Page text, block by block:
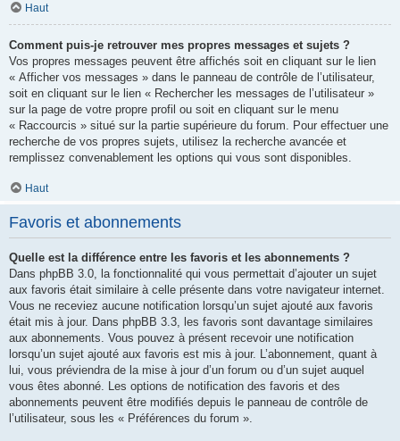
Haut
Comment puis-je retrouver mes propres messages et sujets ?
Vos propres messages peuvent être affichés soit en cliquant sur le lien
« Afficher vos messages » dans le panneau de contrôle de l’utilisateur,
soit en cliquant sur le lien « Rechercher les messages de l’utilisateur »
sur la page de votre propre profil ou soit en cliquant sur le menu
« Raccourcis » situé sur la partie supérieure du forum. Pour effectuer une
recherche de vos propres sujets, utilisez la recherche avancée et
remplissez convenablement les options qui vous sont disponibles.
Haut
Favoris et abonnements
Quelle est la différence entre les favoris et les abonnements ?
Dans phpBB 3.0, la fonctionnalité qui vous permettait d’ajouter un sujet
aux favoris était similaire à celle présente dans votre navigateur internet.
Vous ne receviez aucune notification lorsqu’un sujet ajouté aux favoris
était mis à jour. Dans phpBB 3.3, les favoris sont davantage similaires
aux abonnements. Vous pouvez à présent recevoir une notification
lorsqu’un sujet ajouté aux favoris est mis à jour. L’abonnement, quant à
lui, vous préviendra de la mise à jour d’un forum ou d’un sujet auquel
vous êtes abonné. Les options de notification des favoris et des
abonnements peuvent être modifiés depuis le panneau de contrôle de
l’utilisateur, sous les « Préférences du forum ».